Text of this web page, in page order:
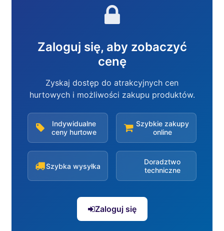
Zaloguj się, aby zobaczyć
cenę
Zyskaj dostęp do atrakcyjnych cen
hurtowych i możliwości zakupu produktów.
Indywidualne
ceny hurtowe
Szybkie zakupy
online
Szybka wysyłka
Doradztwo
techniczne
Zaloguj się